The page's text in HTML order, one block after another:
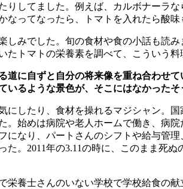
りしてました。例えば、カルボナーラ
ってなったら、トマトを入れたら酸
しみでした。旬の食材や食の小話も
たトマトの栄養素を調べて、こういう
道に自ずと自分の将来像を重ね合わせ
るような景色が、そこにはなかったそ
にしたり、食材を操れるマジシャン
。始めは病院や老人ホームで働き、病院
になり、パートさんのシフトや給与管
た。 2011年の3.11の時に、このまま死ぬ
栄養士さんのいない学校で学校給食の